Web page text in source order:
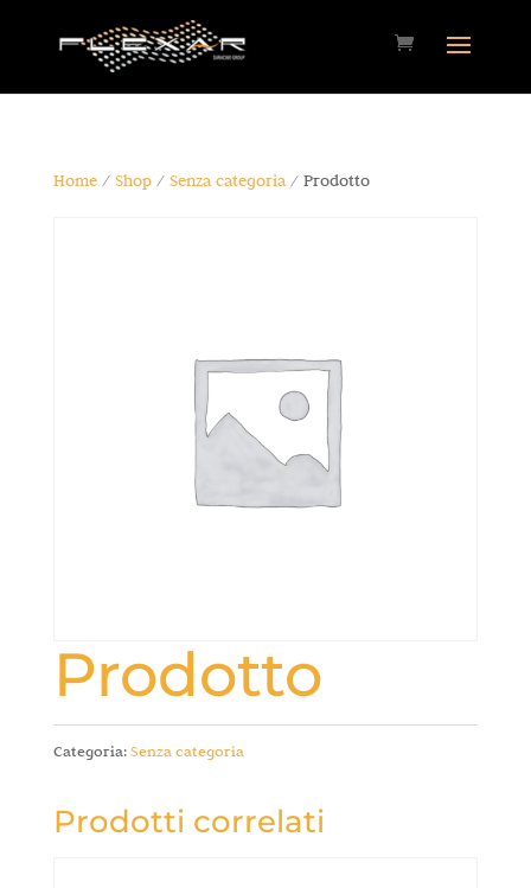
Home/ Shop/ Senza categoria/ Prodotto
Prodotto
Categoria:Senza categoria
Prodotti correlati